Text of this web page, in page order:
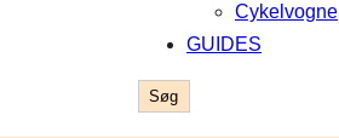
Cykelvogne
GUIDES
Søg
Søg